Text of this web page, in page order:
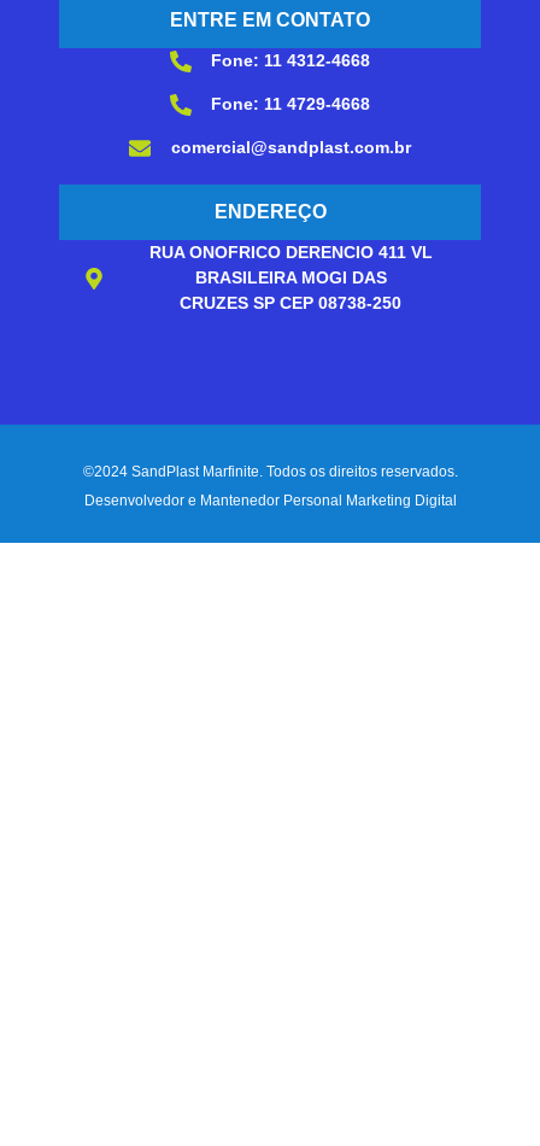
ENTRE EM CONTATO
Fone: 11 4312-4668
Fone: 11 4729-4668
comercial@sandplast.com.br
ENDEREÇO
RUA ONOFRICO DERENCIO 411 VL
BRASILEIRA MOGI DAS
CRUZES SP CEP 08738-250
©2024 SandPlast Marfinite. Todos os direitos reservados.
Desenvolvedor e Mantenedor Personal Marketing Digital